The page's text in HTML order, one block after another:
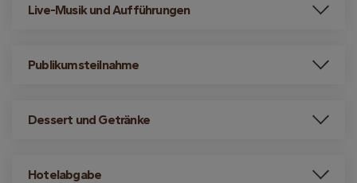
Live-Musik und Aufführungen
Publikumsteilnahme
Dessert und Getränke
Hotelabgabe